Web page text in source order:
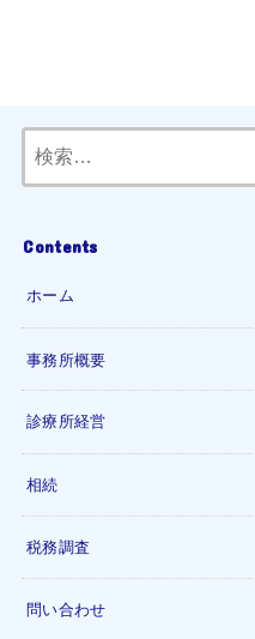
Contents
ホーム
事務所概要
診療所経営
相続
税務調査
問い合わせ